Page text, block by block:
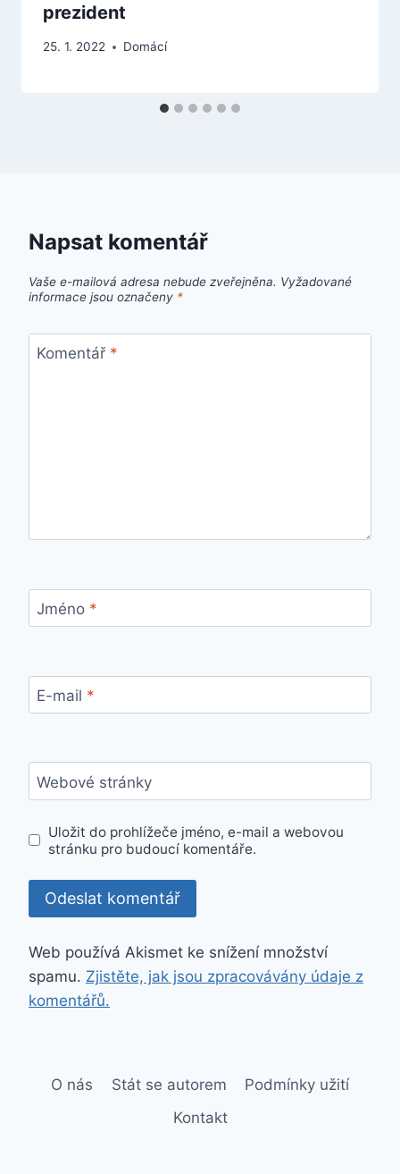
prezident
25. 1. 2022 Domácí
Napsat komentář
Vaše e-mailová adresa nebude zveřejněna. Vyžadované
informace jsou označeny *
Komentář *
Jméno *
E-mail *
Webové stránky
Uložit do prohlížeče jméno, e-mail a webovou
stránku pro budoucí komentáře.
Web používá Akismet ke snížení množství
spamu. Zjistěte, jak jsou zpracovávány údaje z
komentářů.
O nás Stát se autorem
Podmínky užití
Kontakt